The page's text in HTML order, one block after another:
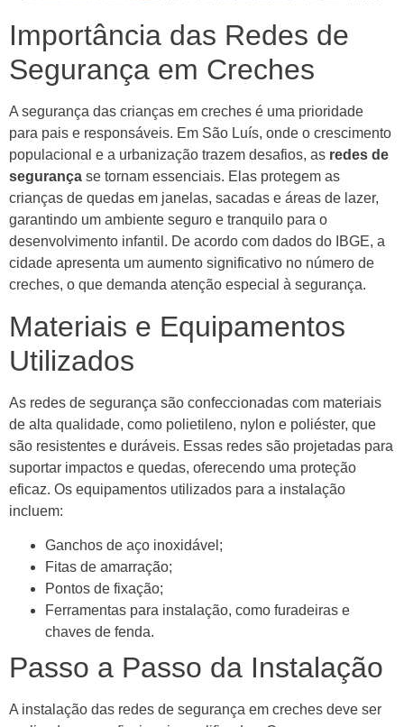
Importância das Redes de
Segurança em Creches
A segurança das crianças em creches é uma prioridade
para pais e responsáveis. Em São Luís, onde o crescimento
populacional e a urbanização trazem desafios, as redes de
segurança se tornam essenciais. Elas protegem as
crianças de quedas em janelas, sacadas e áreas de lazer,
garantindo um ambiente seguro e tranquilo para o
desenvolvimento infantil. De acordo com dados do IBGE, a
cidade apresenta um aumento significativo no número de
creches, o que demanda atenção especial à segurança.
Materiais e Equipamentos
Utilizados
As redes de segurança são confeccionadas com materiais
de alta qualidade, como polietileno, nylon e poliéster, que
são resistentes e duráveis. Essas redes são projetadas para
suportar impactos e quedas, oferecendo uma proteção
eficaz. Os equipamentos utilizados para a instalação
incluem:
Ganchos de aço inoxidável;
Fitas de amarração;
Pontos de fixação;
Ferramentas para instalação, como furadeiras e
chaves de fenda.
Passo a Passo da Instalação
A instalação das redes de segurança em creches deve ser